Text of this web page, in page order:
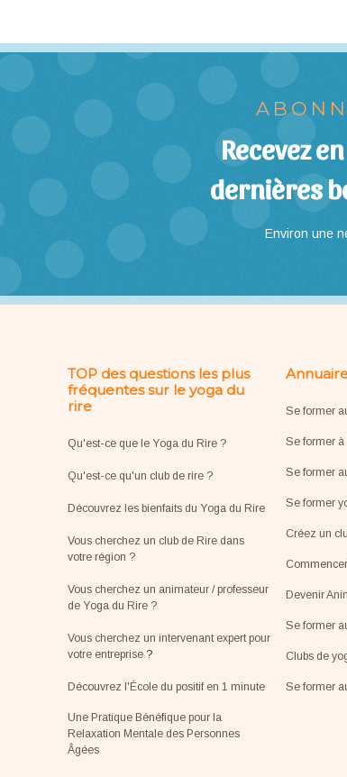
Recevez
dernières
Environ une
TOP des questions les plus
fréquentes sur le yoga du
rire
Qu'est-ce que le Yoga du Rire ?
Qu'est-ce qu'un club de rire ?
Découvrez les bienfaits du Yoga du Rire
Vous cherchez un club de Rire dans
votre région ?
Vous cherchez un animateur / professeur
de Yoga du Rire ?
Vous cherchez un intervenant expert pour
votre entreprise?
Découvrez l'École du positif en 1 minute
Une Pratique Bénéfique pour la
Relaxation Mentale des Personnes
Âgées
Se former
Se former
Se former
Se former
Créez un
Devenir
Se former
Clubs de
Se former